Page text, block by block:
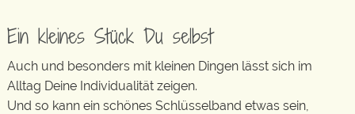
Ein kleines Stück Du selbst
Auch und besonders mit kleinen Dingen lässt sich im
Alltag Deine Individualität zeigen.
Und so kann ein schönes Schlüsselband etwas sein,